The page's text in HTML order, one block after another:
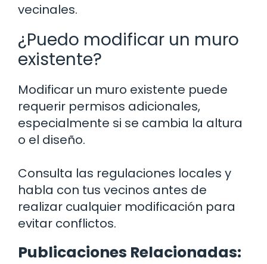
vecinales.
¿Puedo modificar un muro
existente?
Modificar un muro existente puede
requerir permisos adicionales,
especialmente si se cambia la altura
o el diseño.
Consulta las regulaciones locales y
habla con tus vecinos antes de
realizar cualquier modificación para
evitar conflictos.
Publicaciones Relacionadas: